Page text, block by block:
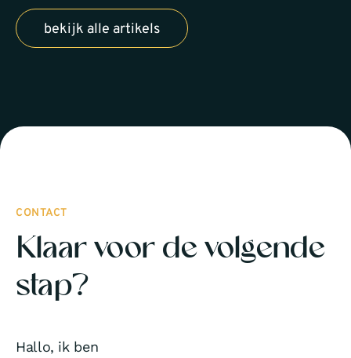
bekijk alle artikels
CONTACT
Klaar voor de volgende
stap?
Hallo, ik ben